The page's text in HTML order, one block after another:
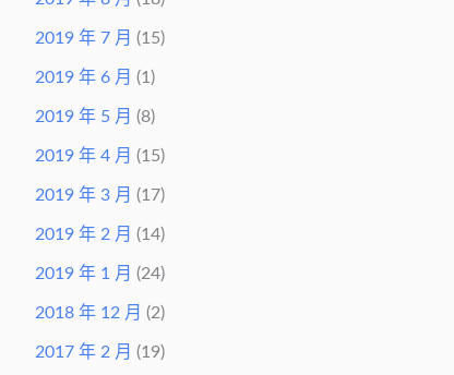
2019 年 7 月 (15)
2019 年 6 月 (1)
2019 年 5 月 (8)
2019 年 4 月 (15)
2019 年 3 月 (17)
2019 年 2 月 (14)
2019 年 1 月 (24)
2018 年 12 月 (2)
2017 年 2 月 (19)